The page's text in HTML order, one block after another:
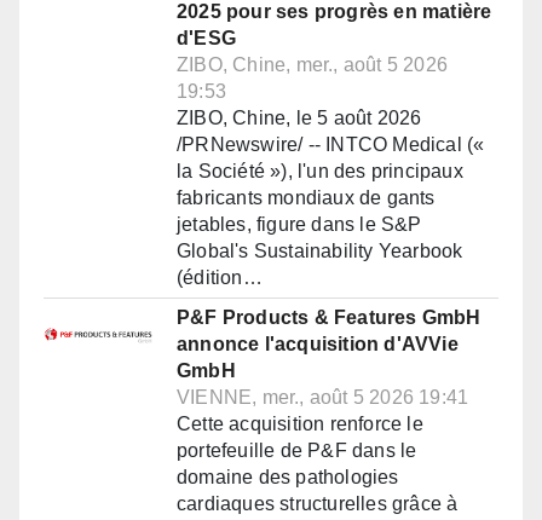
2025 pour ses progrès en matière
d'ESG
ZIBO, Chine, mer., août 5 2026
19:53
ZIBO, Chine, le 5 août 2026
/PRNewswire/ -- INTCO Medical («
la Société »), l'un des principaux
fabricants mondiaux de gants
jetables, figure dans le S&P
Global's Sustainability Yearbook
(édition…
P&F Products & Features GmbH
annonce l'acquisition d'AVVie
GmbH
VIENNE, mer., août 5 2026 19:41
Cette acquisition renforce le
portefeuille de P&F dans le
domaine des pathologies
cardiaques structurelles grâce à